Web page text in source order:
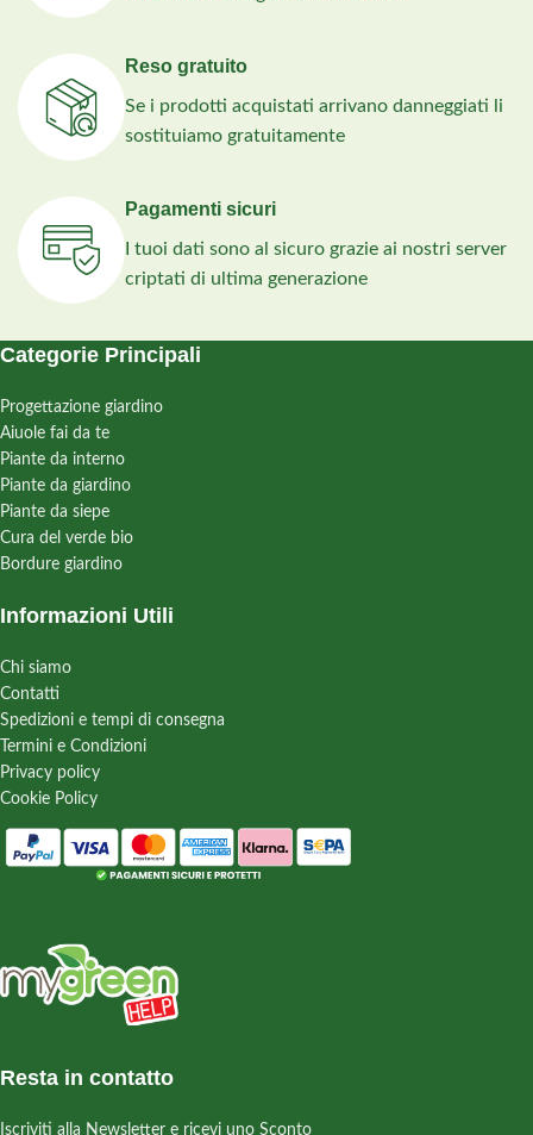
Reso gratuito
Se i prodotti acquistati arrivano danneggiati li
sostituiamo gratuitamente
Pagamenti sicuri
I tuoi dati sono al sicuro grazie ai nostri server
criptati di ultima generazione
Categorie Principali
Progettazione giardino
Aiuole fai da te
Piante da interno
Piante da giardino
Piante da siepe
Cura del verde bio
Bordure giardino
Informazioni Utili
Chi siamo
Contatti
Spedizioni e tempi di consegna
Termini e Condizioni
Privacy policy
Cookie Policy
Resta in contatto
Iscriviti alla Newsletter e ricevi uno Sconto